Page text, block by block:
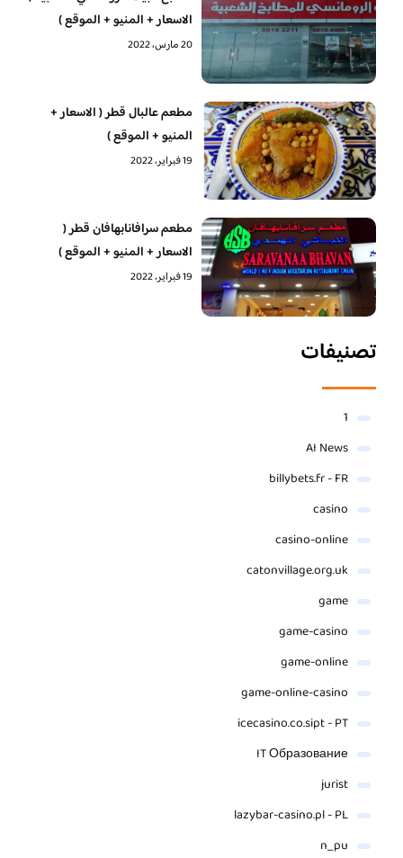
الاسعار + المنيو + الموقع )
20 مارس، 2022
مطعم عالبال قطر ( الاسعار +
المنيو + الموقع )
19 فبراير، 2022
مطعم سرافانابهافان قطر (
الاسعار + المنيو + الموقع )
19 فبراير، 2022
تصنيفات
1
AI News
billybets.fr - FR
casino
casino-online
catonvillage.org.uk
game
game-casino
game-online
game-online-casino
icecasino.co.sipt - PT
IT Образование
jurist
lazybar-casino.pl - PL
n_pu